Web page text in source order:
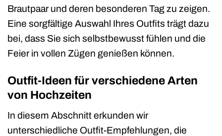
Brautpaar und deren besonderen Tag zu zeigen.
Eine sorgfältige Auswahl Ihres Outfits trägt dazu
bei, dass Sie sich selbstbewusst fühlen und die
Feier in vollen Zügen genießen können.
Outfit-Ideen für verschiedene Arten
von Hochzeiten
In diesem Abschnitt erkunden wir
unterschiedliche Outfit-Empfehlungen, die